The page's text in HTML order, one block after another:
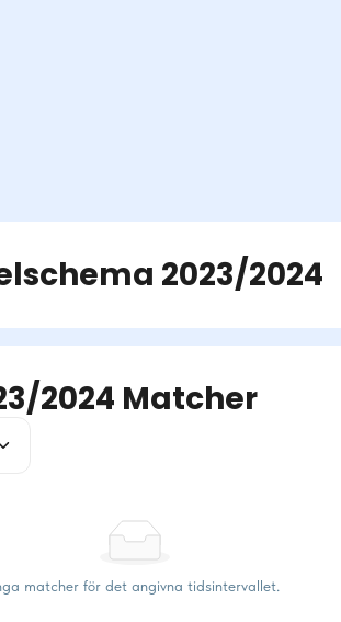
2023/2024
2024 Matcher
matcher för det angivna tidsintervallet.